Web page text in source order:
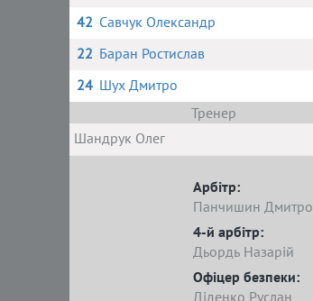
42 Савчук Олександр
22 Баран Ростислав
24 Шух Дмитро
Тренер
Шандрук Олег
Арбітр:
Панчишин Дмитро
4-й арбітр:
Дьордь Назарій
Офіцер безпеки:
Діденко Руслан